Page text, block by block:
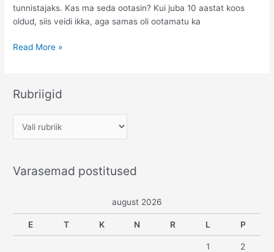
tunnistajaks. Kas ma seda ootasin? Kui juba 10 aastat koos
oldud, siis veidi ikka, aga samas oli ootamatu ka
Pulmad
Ettepanek,
stiil
ja
asukoht
Read More »
Rubriigid
u
r
i
Varasemad postitused
august 2026
E T K N R L P
1 2